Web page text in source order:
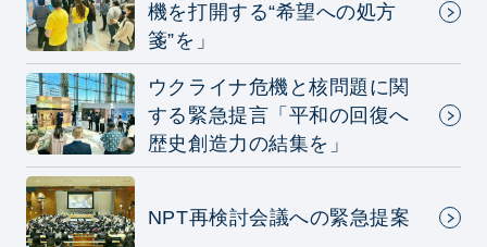
機を打開する“希望への処方
箋”を」
ウクライナ危機と核問題に関
する緊急提言「平和の回復へ
歴史創造力の結集を」
NPT再検討会議への緊急提案